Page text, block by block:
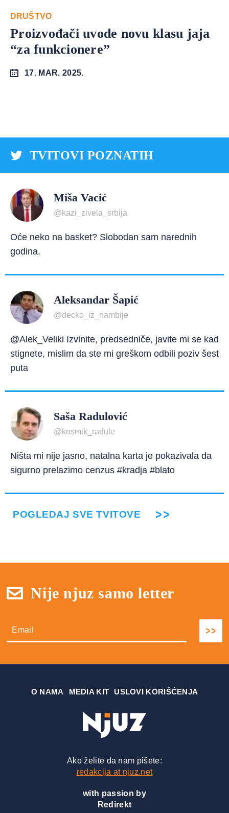
DRUŠTVO
Proizvođači uvode novu klasu jaja
“za funkcionere”
17. MAR. 2025.
TVITOVI POZNATIH
Miša Vacić
@kazi_zivela_srbija
Oće neko na basket? Slobodan sam narednih
godina.
Aleksandar Šapić
@decko_iz_nambije
@Alek_Veliki Izvinite, predsedniče, javite mi se kad
stignete, mislim da ste mi greškom odbili poziv šest
puta
Saša Radulović
@kosmik_radule
Ništa mi nije jasno, natalna karta je pokazivala da
sigurno prelazimo cenzus #kradja #blato
POGLEDAJ SVE TVITOVE
Nije njuz samo letter
О NAMA MEDIA KIT USLOVI KORIŠĆENJA
Ako želite da nam pišete:
redakcija at njuz.net
with passion by
Redirekt